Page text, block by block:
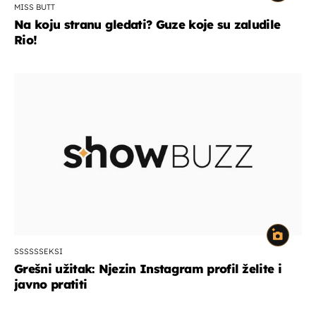
MISS BUTT
Na koju stranu gledati? Guze koje su zaludile
Rio!
SSSSSSEKSI
Grešni užitak: Njezin Instagram profil želite i
javno pratiti